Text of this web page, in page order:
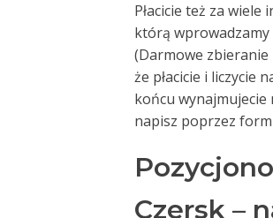
Płacicie też za
którą wprowadzamy
(Darmowe zbieranie
że płacicie i liczycie
końcu wynajmujecie
napisz poprzez
Czersk –